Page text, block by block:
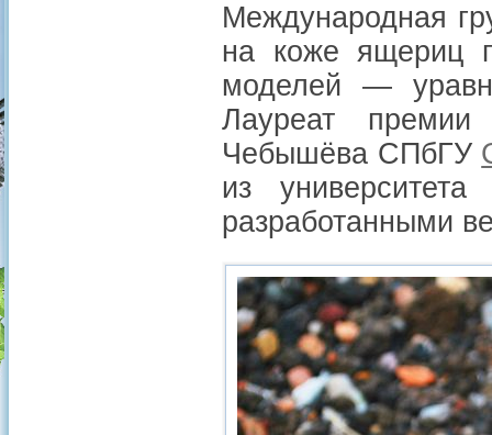
Международная
на коже ящериц
моделей —
Лауреат
Чебышёва СПбГУ
из
разработанными